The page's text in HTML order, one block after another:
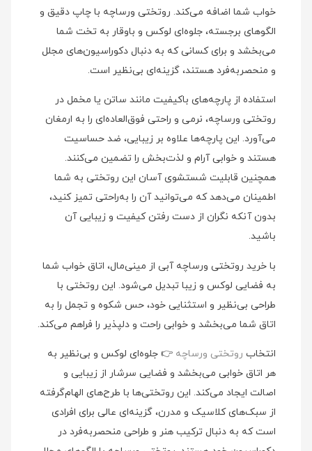
خواب شما اضافه می‌کند. روتختی ورساچه با چاپ دقیق و
الگوهای برجسته، جلوه‌ای لوکس و باوقار به تخت شما
می‌بخشد و برای کسانی که به دنبال دکوراسیون‌های مجلل
و منحصر‌به‌فرد هستند، گزینه‌ای بی‌نظیر است.
استفاده از پارچه‌های باکیفیت مانند ساتن یا مخمل در
روتختی ورساچه، نرمی و راحتی فوق‌العاده‌ای را به ارمغان
می‌آورد. این پارچه‌ها علاوه بر زیبایی، ضد حساسیت
هستند و خوابی آرام و لذت‌بخش را تضمین می‌کنند.
همچنین قابلیت شستشوی آسان این روتختی به شما
اطمینان می‌دهد که می‌توانید آن را به‌راحتی تمیز کنید،
بدون آنکه نگران از دست رفتن کیفیت و زیبایی آن
باشید.
با خرید روتختی ورساچه آبی از مینی‌مال، اتاق خواب شما
به فضایی لوکس و زیبا تبدیل می‌شود. این روتختی با
طراحی بی‌نظیر و استثنایی خود، حس شکوه و تجمل را به
اتاق شما می‌بخشد و خوابی راحت و دلپذیر را فراهم می‌کند.
انتخاب روتختی ورساچه 👉 جلوه‌ای لوکس و بی‌نظیر به
هر اتاق خوابی می‌بخشد و فضایی سرشار از زیبایی و
اصالت ایجاد می‌کند. این روتختی‌ها با طرح‌های الهام‌گرفته
از سبک‌های کلاسیک و مدرن، گزینه‌ای عالی برای افرادی
است که به دنبال ترکیب هنر و طراحی منحصربه‌فرد در